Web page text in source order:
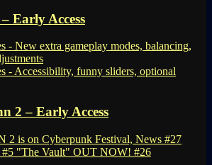
Early Access
- New extra gameplay modes, balancing,
- Accessibility, funny sliders, optional
2 – Early Access
2 is on Cyberpunk Festival, News #27
#5 "The Vault" OUT NOW! #26